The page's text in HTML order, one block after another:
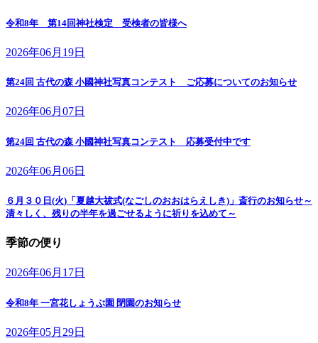
令和8年 第14回神社検定 受検者の皆様へ
2026年06月19日
第24回 古代の森 小國神社写真コンテスト ご応募についてのお知らせ
2026年06月07日
第24回 古代の森 小國神社写真コンテスト 応募受付中です
2026年06月06日
６月３０日(火)「夏越大祓式(なごしのおおはらえしき)」斎行のお知らせ～
清々しく、残りの半年を過ごせるように祈りを込めて～
季節の便り
2026年06月17日
令和8年 一宮花しょうぶ園 閉園のお知らせ
2026年05月29日